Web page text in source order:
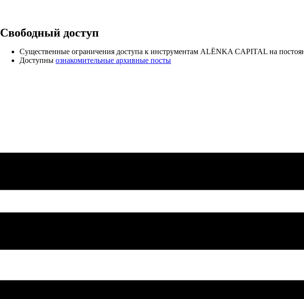
Свободный доступ
Cущественные ограничения доступа к инструментам ALЁNKA CAPITAL на
Доступны ознакомительные архивные посты